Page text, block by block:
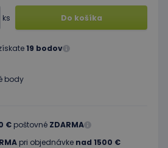
ks Do košíka
19 bodov
body
€ poštovné ZDARMA
pri objednávke nad 1500 €